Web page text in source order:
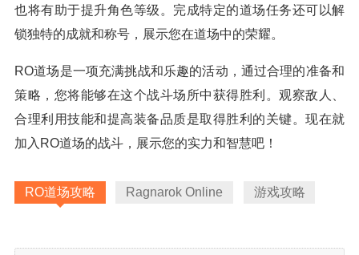
也将有助于提升角色等级。完成特定的道场任务还可以解
锁独特的成就和称号，展示您在道场中的荣耀。
RO道场是一项充满挑战和乐趣的活动，通过合理的准备和
策略，您将能够在这个战斗场所中获得胜利。观察敌人、
合理利用技能和提高装备品质是取得胜利的关键。现在就
加入RO道场的战斗，展示您的实力和智慧吧！
RO道场攻略 Ragnarok Online 游戏攻略